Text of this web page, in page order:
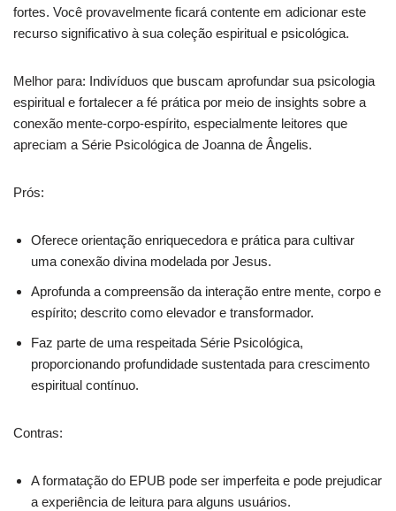
fortes. Você provavelmente ficará contente em adicionar este
recurso significativo à sua coleção espiritual e psicológica.
Melhor para: Indivíduos que buscam aprofundar sua psicologia
espiritual e fortalecer a fé prática por meio de insights sobre a
conexão mente‑corpo‑espírito, especialmente leitores que
apreciam a Série Psicológica de Joanna de Ângelis.
Prós:
Oferece orientação enriquecedora e prática para cultivar
uma conexão divina modelada por Jesus.
Aprofunda a compreensão da interação entre mente, corpo e
espírito; descrito como elevador e transformador.
Faz parte de uma respeitada Série Psicológica,
proporcionando profundidade sustentada para crescimento
espiritual contínuo.
Contras:
A formatação do EPUB pode ser imperfeita e pode prejudicar
a experiência de leitura para alguns usuários.